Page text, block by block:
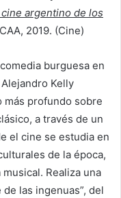
argentino de los
2019. (Cine)
burguesa en
Kelly
más profundo sobre
a través de un
el cine se estudia en
de la época,
Realiza una
las ingenuas”, del